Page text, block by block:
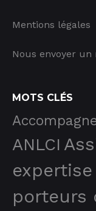
Mentions légales
Nous envoyer un
MOTS CLÉS
ANLCI
porteurs